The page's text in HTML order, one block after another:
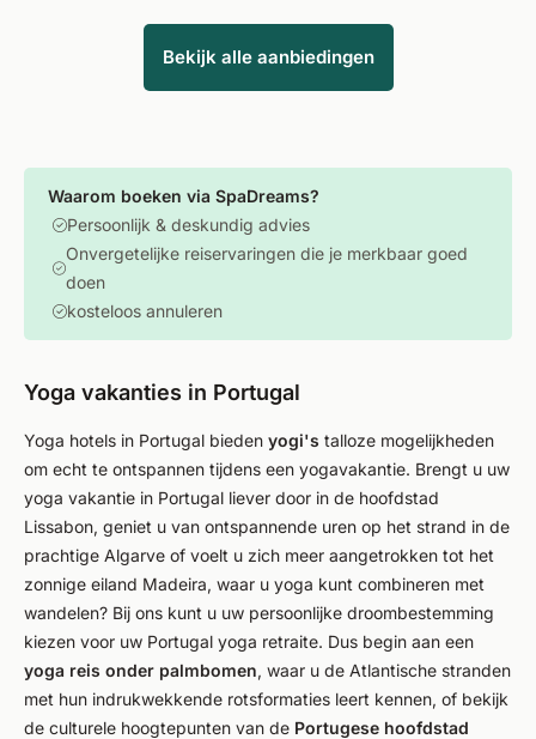
Bekijk alle aanbiedingen
Waarom boeken via SpaDreams?
Persoonlijk & deskundig advies
Onvergetelijke reiservaringen die je merkbaar goed
doen
kosteloos annuleren
Yoga vakanties in Portugal
Yoga hotels in Portugal bieden yogi's talloze mogelijkheden
om echt te ontspannen tijdens een yogavakantie. Brengt u uw
yoga vakantie in Portugal liever door in de hoofdstad
Lissabon, geniet u van ontspannende uren op het strand in de
prachtige Algarve of voelt u zich meer aangetrokken tot het
zonnige eiland Madeira, waar u yoga kunt combineren met
wandelen? Bij ons kunt u uw persoonlijke droombestemming
kiezen voor uw Portugal yoga retraite. Dus begin aan een
yoga reis onder palmbomen, waar u de Atlantische stranden
met hun indrukwekkende rotsformaties leert kennen, of bekijk
de culturele hoogtepunten van de Portugese hoofdstad